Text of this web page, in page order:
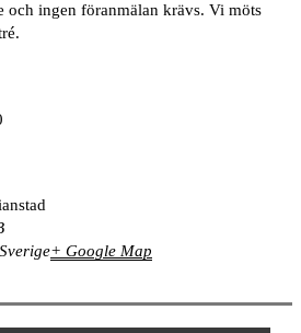
och ingen föranmälan krävs. Vi möts
Sverige+ Google Map